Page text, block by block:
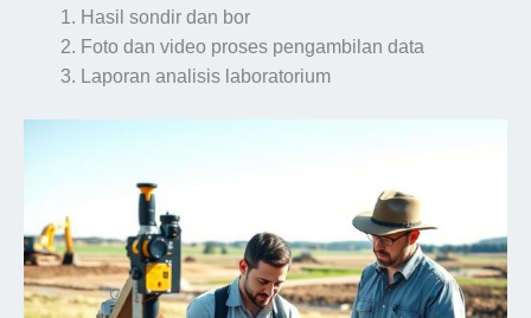
Hasil sondir dan bor
Foto dan video proses pengambilan data
Laporan analisis laboratorium